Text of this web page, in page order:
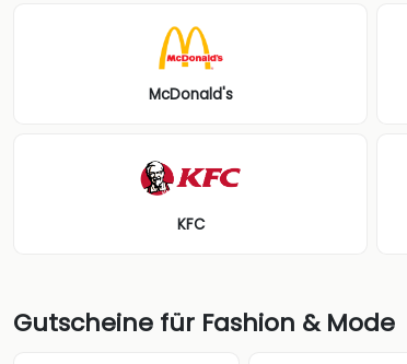
McDonald's
KFC
Gutscheine für Fashion & Mode